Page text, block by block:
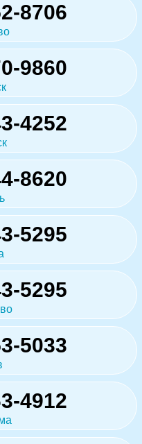
8706
9860
4252
8620
5295
5295
5033
4912